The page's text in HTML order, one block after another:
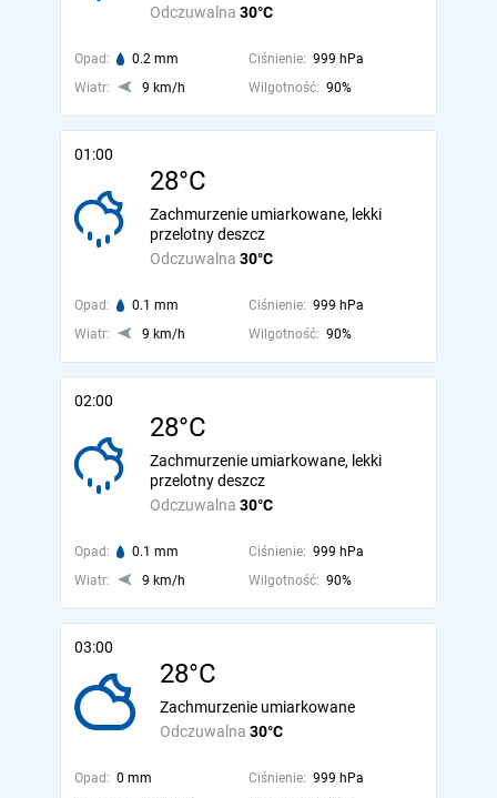
Odczuwalna 30°C
Opad: 0.2 mm Ciśnienie: 999 hPa
Wiatr:
9 km/h Wilgotność: 90%
01:00
28°C
Odczuwalna 30°C
Zachmurzenie umiarkowane, lekki
przelotny deszcz
Opad: 0.1 mm Ciśnienie: 999 hPa
Wiatr:
9 km/h Wilgotność: 90%
02:00
28°C
Odczuwalna 30°C
Zachmurzenie umiarkowane, lekki
przelotny deszcz
Opad: 0.1 mm Ciśnienie: 999 hPa
Wiatr:
9 km/h Wilgotność: 90%
03:00
28°C
Odczuwalna 30°C
Zachmurzenie umiarkowane
Opad: 0 mm Ciśnienie: 999 hPa